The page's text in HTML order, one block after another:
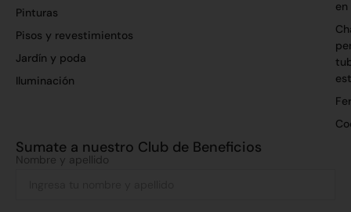
Pinturas
Pisos y revestimientos
Jardín y poda
Iluminación
en
Sumate a nuestro Club de Beneficios
Nombre y apellido